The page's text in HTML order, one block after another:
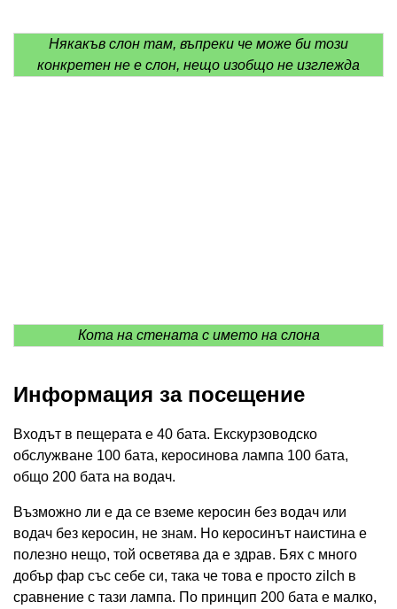
Някакъв слон там, въпреки че може би този
конкретен не е слон, нещо изобщо не изглежда
Кота на стената с името на слона
Информация за посещение
Входът в пещерата е 40 бата. Екскурзоводско
обслужване 100 бата, керосинова лампа 100 бата,
общо 200 бата на водач.
Възможно ли е да се вземе керосин без водач или
водач без керосин, не знам. Но керосинът наистина е
полезно нещо, той осветява да е здрав. Бях с много
добър фар със себе си, така че това е просто zilch в
сравнение с тази лампа. По принцип 200 бата е малко,